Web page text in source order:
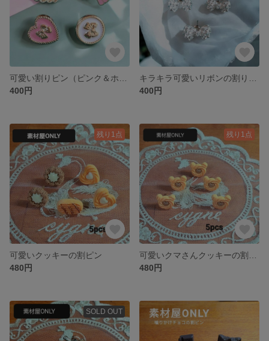
400円
400円
残り1点
可愛いクッキーの割ピン
480円
残り1点
480円
SOLD OUT